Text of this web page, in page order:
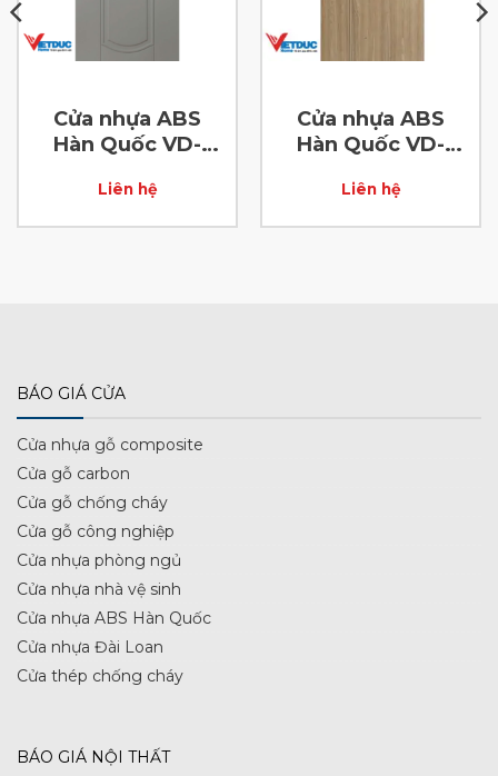
Cửa nhựa ABS
Hàn Quốc VD-
Liên hệ
Cửa nhựa ABS
Hàn Quốc VD-
Liên hệ
BÁO GIÁ CỬA
Cửa nhựa gỗ composite
Cửa gỗ carbon
Cửa gỗ chống cháy
Cửa gỗ công nghiệp
Cửa nhựa phòng ngủ
Cửa nhựa nhà vệ sinh
Cửa nhựa ABS Hàn Quốc
Cửa nhựa Đài Loan
Cửa thép chống cháy
BÁO GIÁ NỘI THẤT